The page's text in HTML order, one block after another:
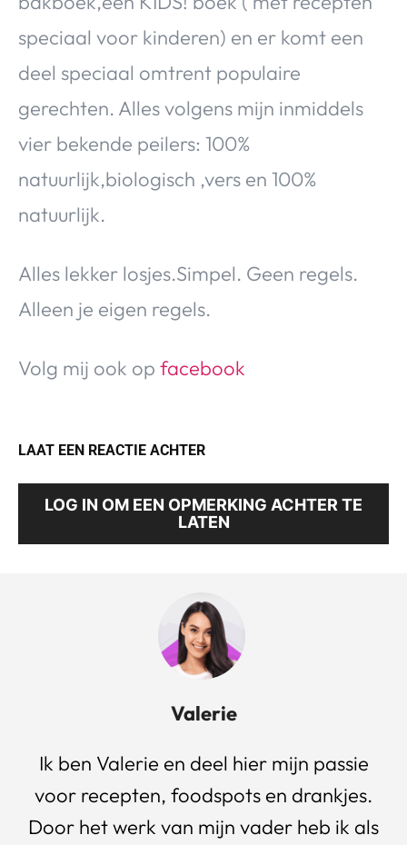
speciaal voor kinderen) en er komt een
deel speciaal omtrent populaire
gerechten. Alles volgens mijn inmiddels
vier bekende peilers: 100%
natuurlijk,biologisch ,vers en 100%
natuurlijk.
Alles lekker losjes.Simpel. Geen regels.
Alleen je eigen regels.
Volg mij ook op facebook
LAAT EEN REACTIE ACHTER
LOG IN OM EEN OPMERKING ACHTER TE
LATEN
Valerie
Ik ben Valerie en deel hier mijn passie
voor recepten, foodspots en drankjes.
Door het werk van mijn vader heb ik als